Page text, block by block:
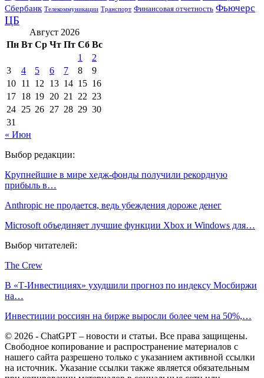
Сбербанк Телекоммуникации Транспорт Финансовая отчетность Фьючерс
ЦБ
Август 2026
Пн Вт Ср Чт Пт Сб Вс
1
2
3
4 5 6 7 8
9
10 11 12 13 14 15 16
17 18 19 20 21 22 23
24 25 26 27 28 29 30
31
« Июн
Выбор редакции:
Крупнейшие в мире хедж-фонды получили рекордную
прибыль в…
Anthropic не продается, ведь убеждения дороже денег
Microsoft объединяет лучшие функции Xbox и Windows для…
Выбор читателей:
The Crew
В «Т-Инвестициях» ухудшили прогноз по индексу Мосбиржи
на…
Инвестиции россиян на бирже выросли более чем на 50%,…
© 2026 - ChatGPT – новости и статьи. Все права защищены.
Свободное копирование и распространение материалов с
нашего сайта разрешено только с указанием активной ссылки
на источник. Указание ссылки также является обязательным